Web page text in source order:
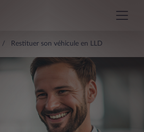
Restituer son véhicule en LLD